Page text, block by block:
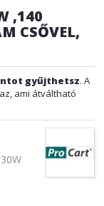
,140
CSŐVEL,
gyűjthetsz. A
ami átváltható